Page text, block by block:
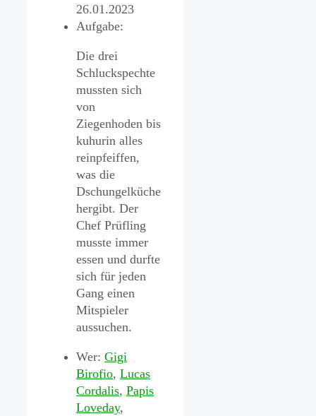
26.01.2023
Aufgabe:
Die drei
Schluckspechte
mussten sich
von
Ziegenhoden bis
kuhurin alles
reinpfeiffen,
was die
Dschungelküche
hergibt. Der
Chef Prüfling
musste immer
essen und durfte
sich für jeden
Gang einen
Mitspieler
aussuchen.
Wer: Gigi
Birofio, Lucas
Cordalis, Papis
Loveday,